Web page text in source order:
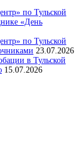
по Тульской
«День
по Тульской
23.07.2026
в Тульской
15.07.2026